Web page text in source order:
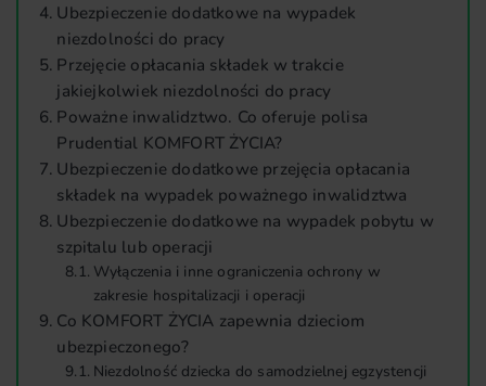
Ubezpieczenie dodatkowe na wypadek
niezdolności do pracy
Przejęcie opłacania składek w trakcie
jakiejkolwiek niezdolności do pracy
Poważne inwalidztwo. Co oferuje polisa
Prudential KOMFORT ŻYCIA?
Ubezpieczenie dodatkowe przejęcia opłacania
składek na wypadek poważnego inwalidztwa
Ubezpieczenie dodatkowe na wypadek pobytu w
szpitalu lub operacji
Wyłączenia i inne ograniczenia ochrony w
zakresie hospitalizacji i operacji
Co KOMFORT ŻYCIA zapewnia dzieciom
ubezpieczonego?
Niezdolność dziecka do samodzielnej egzystencji